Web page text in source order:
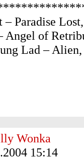
– Paradise
Angel of
Lad –
Wonka
15:14